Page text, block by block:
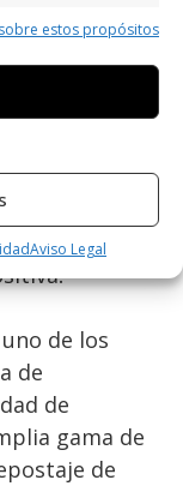
estos propósitos
Aviso Legal
de
que
su
sector de
que la
es
de los
de
de
gama de
de